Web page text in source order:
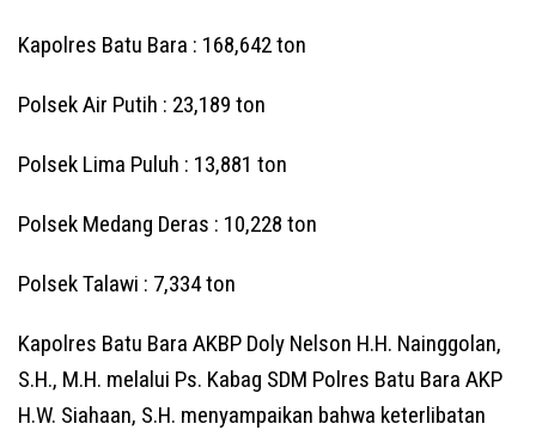
Kapolres Batu Bara : 168,642 ton
Polsek Air Putih : 23,189 ton
Polsek Lima Puluh : 13,881 ton
Polsek Medang Deras : 10,228 ton
Polsek Talawi : 7,334 ton
Kapolres Batu Bara AKBP Doly Nelson H.H. Nainggolan,
S.H., M.H. melalui Ps. Kabag SDM Polres Batu Bara AKP
H.W. Siahaan, S.H. menyampaikan bahwa keterlibatan